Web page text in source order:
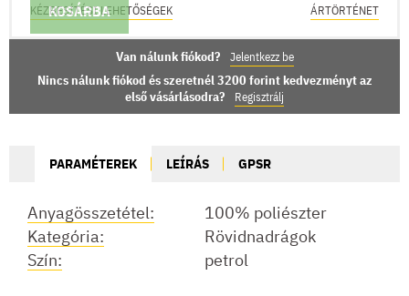
KOSÁRBA
KÉZBESÍTÉSI LEHETŐSÉGEK ÁRTÖRTÉNET
Van nálunk fiókod? Jelentkezz be
Nincs nálunk fiókod és szeretnél 3200 forint kedvezményt az
első vásárlásodra?
Regisztrálj
PARAMÉTEREK LEÍRÁS GPSR
Anyagösszetétel:
100% poliészter
Kategória:
Rövidnadrágok
Szín:
petrol